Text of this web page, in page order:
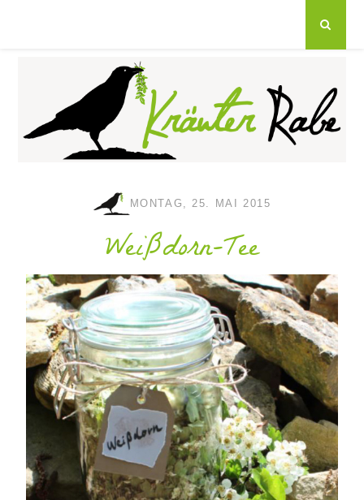
MONTAG, 25. MAI 2015
Weißdorn-Tee